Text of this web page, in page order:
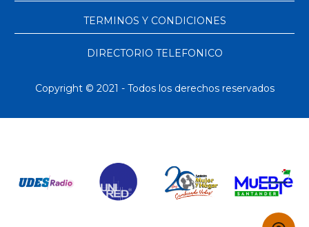
TERMINOS Y CONDICIONES
DIRECTORIO TELEFONICO
Copyright © 2021 - Todos los derechos reservados